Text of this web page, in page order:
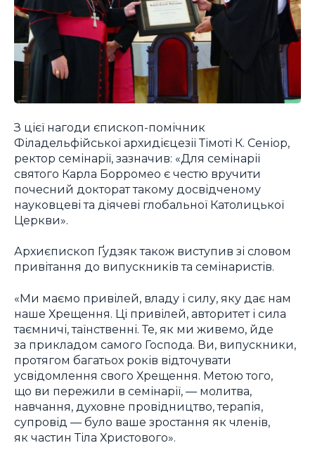
З цієї нагоди єпископ-помічник
Філадельфійської архидієцезії Тімоті К. Сеніор,
ректор семінарії, зазначив: «Для семінарії
святого Карла Борромео є честю вручити
почесний докторат такому досвідченому
науковцеві та діячеві глобальної Католицької
Церкви».
Архиєпископ Ґудзяк також виступив зі словом
привітання до випускників та семінаристів.
«Ми маємо привілей, владу і силу, яку дає нам
наше Хрещення. Ці привілей, авторитет і сила
таємничі, таїнственні. Те, як ми живемо, йде
за прикладом самого Господа. Ви, випускники,
протягом багатьох років відточувати
усвідомлення свого Хрещення. Метою того,
що ви пережили в семінарії, — молитва,
навчання, духовне провідництво, терапія,
супровід — було ваше зростання як членів,
як частин Тіла Христового».